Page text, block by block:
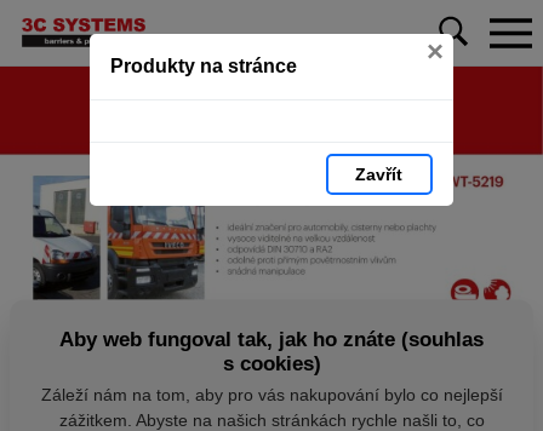
Produkty na stránce ×
Zavřít
Aby web fungoval tak, jak ho znáte (souhlas
s cookies)
Záleží nám na tom, aby pro vás nakupování bylo co nejlepší
zážitkem. Abyste na našich stránkách rychle našli to, co